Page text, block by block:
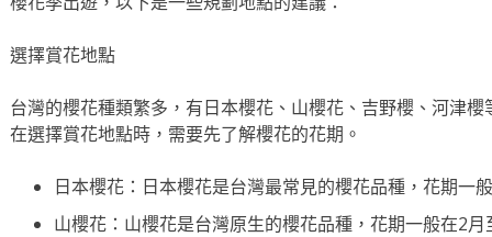
選擇賞花地點
台灣的櫻花種類繁多，有日本櫻花、山櫻花、吉野櫻、河津
在選擇賞花地點時，需要先了解櫻花的花期。
日本櫻花：日本櫻花是台灣最常見的櫻花品種，花期一
山櫻花：山櫻花是台灣原生的櫻花品種，花期一般在2月